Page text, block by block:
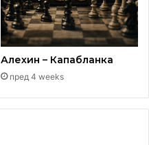
Алехин – Капабланка
пред 4 weeks